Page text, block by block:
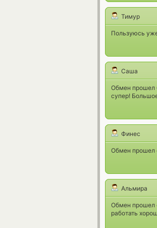
Тимур
Пользуюсь
Саша
Обмен прошел
супер!
Финес
Обмен прошел
Альмира
Обмен прошел
работать